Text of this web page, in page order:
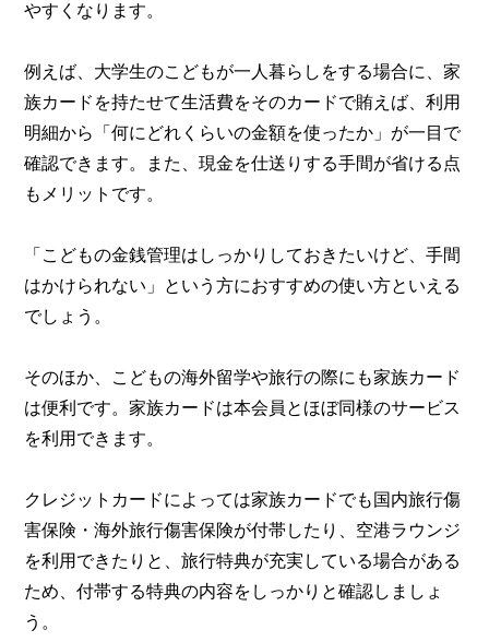
やすくなります。
例えば、大学生のこどもが一人暮らしをする場合に、家
族カードを持たせて生活費をそのカードで賄えば、利用
明細から「何にどれくらいの金額を使ったか」が一目で
確認できます。また、現金を仕送りする手間が省ける点
もメリットです。
「こどもの金銭管理はしっかりしておきたいけど、手間
はかけられない」という方におすすめの使い方といえる
でしょう。
そのほか、こどもの海外留学や旅行の際にも家族カード
は便利です。家族カードは本会員とほぼ同様のサービス
を利用できます。
クレジットカードによっては家族カードでも国内旅行傷
害保険・海外旅行傷害保険が付帯したり、空港ラウンジ
を利用できたりと、旅行特典が充実している場合がある
ため、付帯する特典の内容をしっかりと確認しましょ
う。